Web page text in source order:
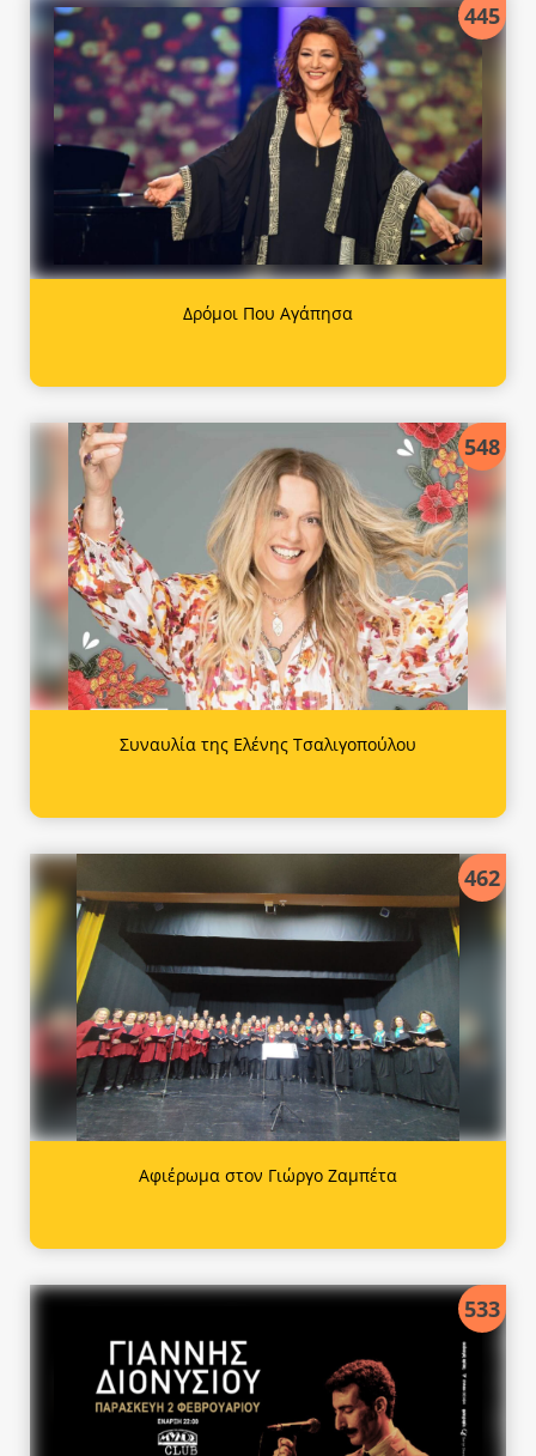
445
Δρόμοι Που Αγάπησα
548
Συναυλία της Ελένης Τσαλιγοπούλου
462
Αφιέρωμα στον Γιώργο Ζαμπέτα
533